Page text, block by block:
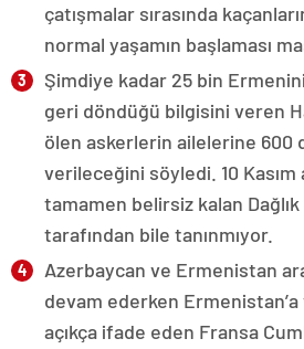
çatışmalar sırasında
normal yaşamın başlaması
Şimdiye kadar 25 bin
geri döndüğü bilgisini veren
ölen askerlerin ailelerine 600
verileceğini söyledi. 10
tamamen belirsiz kalan
tarafından bile tanınmıyor.
Azerbaycan ve Ermenistan
devam ederken
açıkça ifade eden Fransa